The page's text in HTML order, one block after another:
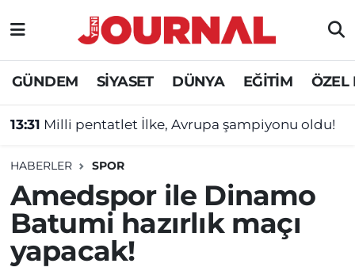
GÜNDEM SİYASET DÜNYA EĞİTİM ÖZEL
13:31 Milli pentatlet İlke, Avrupa şampiyonu oldu!
HABERLER SPOR
Amedspor ile Dinamo
Batumi hazırlık maçı
yapacak!
GÜNDEM
SİYASET
DÜNYA
EĞİTİM
ÖZEL HABER
Nöbetçi Eczaneler
Hava Durumu
Süper Lig Puan Durumu ve Fikstür
Tüm Manşetler
Son Dakika Haberleri